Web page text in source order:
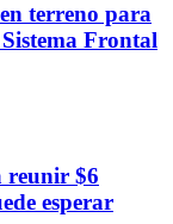
terreno para
Frontal
reunir $6
esperar